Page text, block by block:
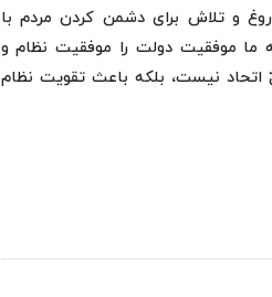
و تلاش برای دشمن کردن مردم با
ما موفقیت دولت را موفقیت نظام و
اتحاد نیست، بلکه باعث تقویت نظام